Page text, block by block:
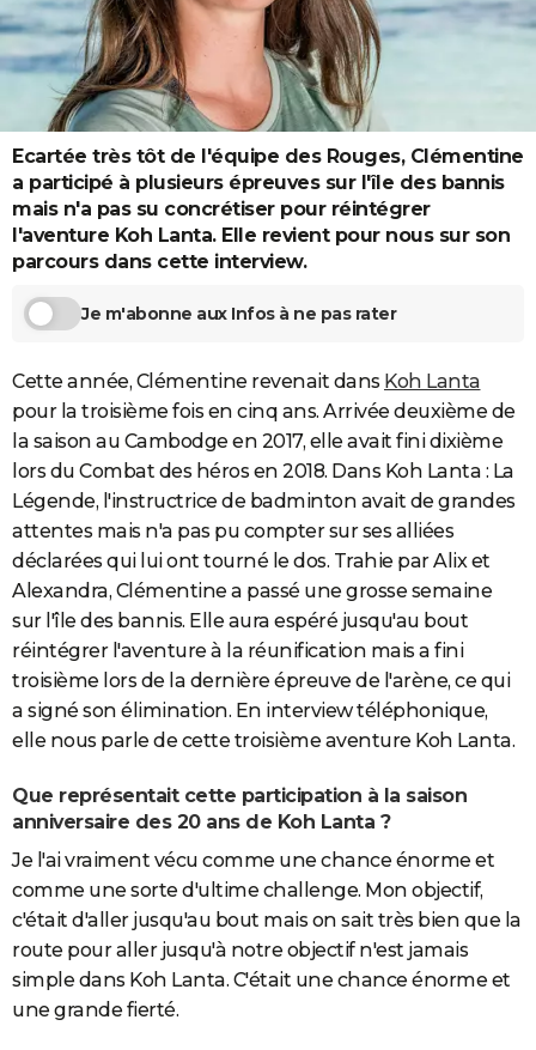
Destinations
City break
Voyage nature
Voyage de noces
Forum
Climat
+
PHOTO
GUIDES D'ACHAT
BONS PLANS
CARTE DE VOEUX
Carte de Noël
Carte Bonne année
Carte Saint-Valentin
Carte Pâques
Carte d'anniversaire
DICTIONNAIRE
Dictionnaire
Biographies
Citations
Expressions
Proverbes
PROGRAMME TV
COPAINS D'AVANT
AVIS DE DÉCÈS
FORUM
Bricolage
Lifestyle
Culture
Sport
Television
Voyage
Cinema
Ecartée très tôt de l'équipe des Rouges, Clémentine
a participé à plusieurs épreuves sur l'île des bannis
mais n'a pas su concrétiser pour réintégrer
l'aventure Koh Lanta. Elle revient pour nous sur son
parcours dans cette interview.
Je m'abonne aux Infos à ne pas rater
Cette année, Clémentine revenait dans Koh Lanta
pour la troisième fois en cinq ans. Arrivée deuxième de
la saison au Cambodge en 2017, elle avait fini dixième
lors du Combat des héros en 2018. Dans Koh Lanta : La
Légende, l'instructrice de badminton avait de grandes
attentes mais n'a pas pu compter sur ses alliées
déclarées qui lui ont tourné le dos. Trahie par Alix et
Alexandra, Clémentine a passé une grosse semaine
sur l'île des bannis. Elle aura espéré jusqu'au bout
réintégrer l'aventure à la réunification mais a fini
troisième lors de la dernière épreuve de l'arène, ce qui
a signé son élimination. En interview téléphonique,
elle nous parle de cette troisième aventure Koh Lanta.
Que représentait cette participation à la saison
anniversaire des 20 ans de Koh Lanta ?
Je l'ai vraiment vécu comme une chance énorme et
comme une sorte d'ultime challenge. Mon objectif,
c'était d'aller jusqu'au bout mais on sait très bien que la
route pour aller jusqu'à notre objectif n'est jamais
simple dans Koh Lanta. C'était une chance énorme et
une grande fierté.